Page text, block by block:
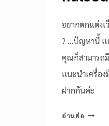
อยากตกแต่งเ
? …ปัญหานี้ แ
คุณก็สามารถมี
แนะนำเครื่อ
ฝากกันค่ะ
อ่านต่อ